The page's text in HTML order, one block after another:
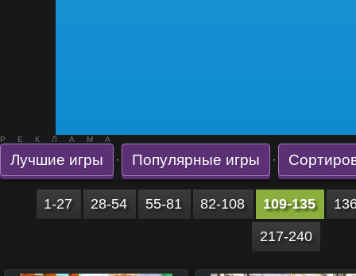
РЕКЛАМА
Лучшие игры · Популярные игры ·
1-27 28-54 55-81 82-108 109-135
217-240